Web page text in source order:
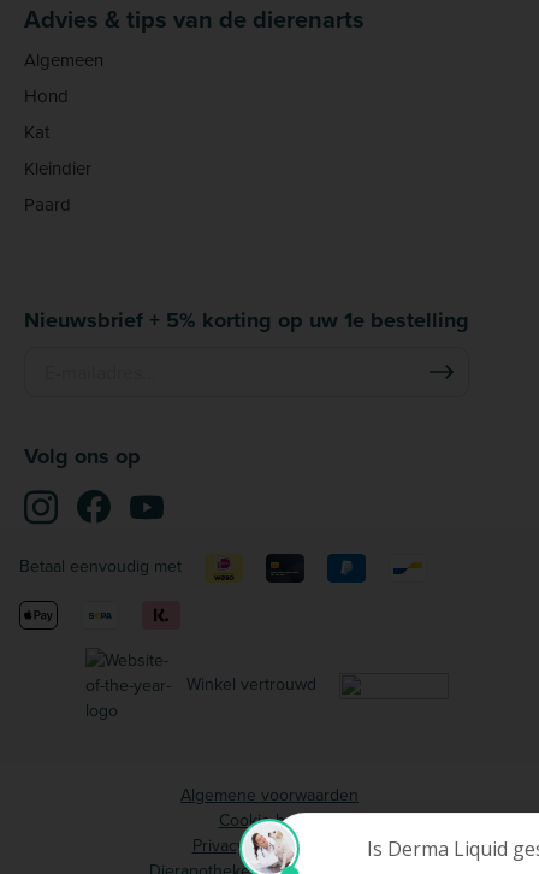
Advies & tips van de dierenarts
Algemeen
Hond
Kat
Kleindier
Paard
Nieuwsbrief + 5% korting op uw 1e bestelling
Volg ons op
Betaal eenvoudig met
Winkel vertrouwd
Algemene voorwaarden
Cookie beleid
Privacy voorwaarden